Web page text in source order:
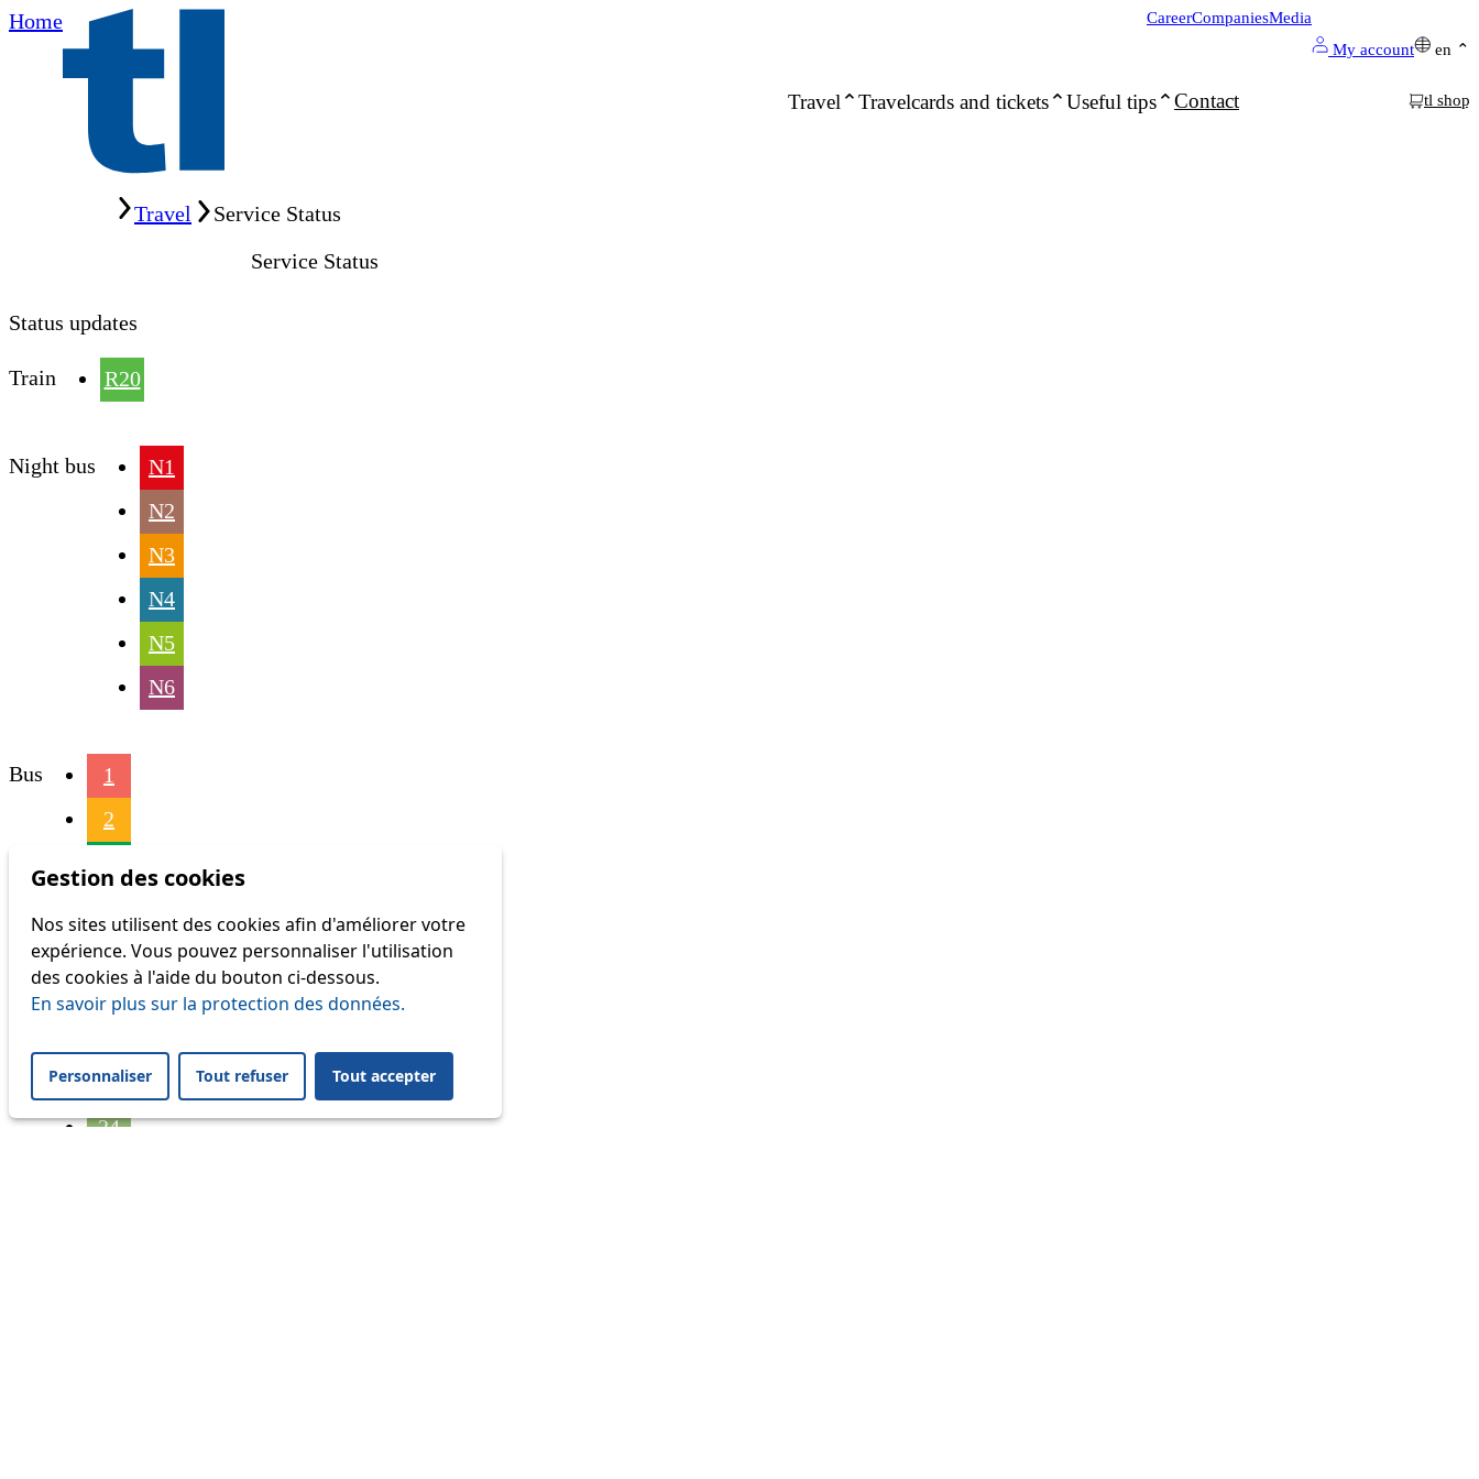
Home
Travel Travelcards and tickets Useful tips Contact
CareerCompaniesMedia
My account
en
tl shop
Travel
Service Status
Service Status
Status updates
Train R20
Night bus
N1
N2
N3
N4
N5
N6
Bus
1
2
16
17
21
24
Gestion des cookies
Nos sites utilisent des cookies afin d'améliorer votre
expérience. Vous pouvez personnaliser l'utilisation
des cookies à l'aide du bouton ci-dessous.
En savoir plus sur la protection des données.
Personnaliser Tout refuser Tout accepter